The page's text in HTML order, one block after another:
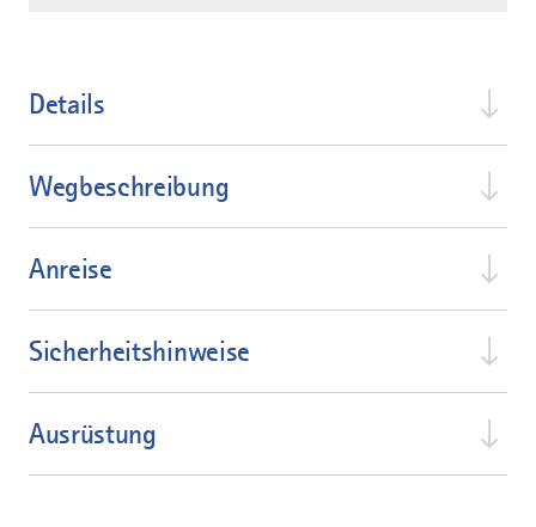
Details
Wegbeschreibung
Anreise
Sicherheitshinweise
Ausrüstung